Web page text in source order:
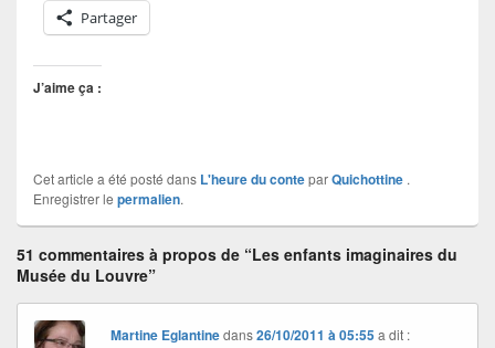
Partager
J’aime ça :
Cet article a été posté dans L'heure du conteparQuichottine .
Enregistrer le permalien.
51 commentaires à propos de “Les enfants imaginaires du
Musée du Louvre”
Martine Eglantinedans26/10/2011 à 05:55 a dit :